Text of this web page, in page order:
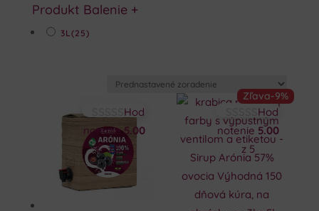
Produkt Balenie +
3L (25)
Hod
notenie5.00
z 5
Zľava-9%
Hod
notenie 5.00
z 5